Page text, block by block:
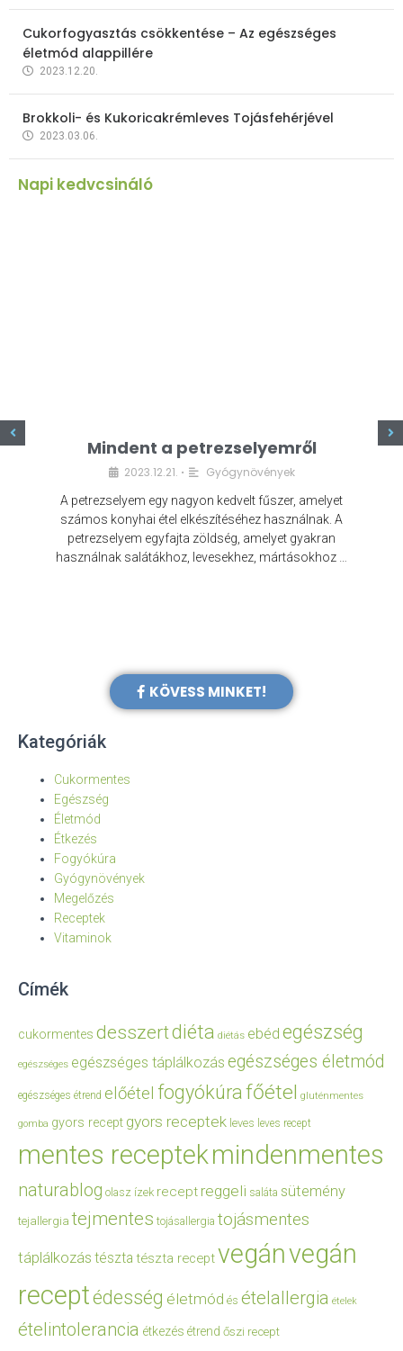
Cukorfogyasztás csökkentése – Az egészséges
életmód alappillére
2023.12.20.
Brokkoli- és Kukoricakrémleves Tojásfehérjével
2023.03.06.
Napi kedvcsináló
Mindent a petrezselyemről
2023.12.21. • Gyógynövények
A petrezselyem egy nagyon kedvelt fűszer, amelyet
számos konyhai étel elkészítéséhez használnak. A
petrezselyem egyfajta zöldség, amelyet gyakran
használnak salátákhoz, levesekhez, mártásokhoz …
KÖVESS MINKET!
Kategóriák
Cukormentes
Egészség
Életmód
Étkezés
Fogyókúra
Gyógynövények
Megelőzés
Receptek
Vitaminok
Címék
cukormentes desszertdiéta diétás ebéd egészség
egészséges egészséges táplálkozás egészséges életmód
egészséges étrend előétel fogyókúrafőétel gluténmentes
gomba gyors recept gyors receptek leves leves recept
mentes receptekmindenmentes
naturablog olasz ízek recept reggeli saláta sütemény
tejallergia tejmentes tojásallergia tojásmentes
táplálkozás tészta tészta receptvegánvegán
receptédesség életmód és ételallergia ételek
ételintolerancia étkezés étrend őszi recept